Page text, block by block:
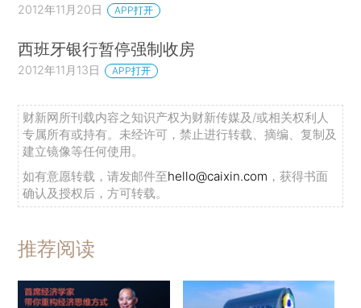
2012年11月20日 APP打开
西班牙银行暂停强制收房
2012年11月13日 APP打开
财新网所刊载内容之知识产权为财新传媒及/或相关权利人
专属所有或持有。未经许可，禁止进行转载、摘编、复制及
建立镜像等任何使用。
如有意愿转载，请发邮件至hello@caixin.com ，获得书面
确认及授权后，方可转载。
推荐阅读